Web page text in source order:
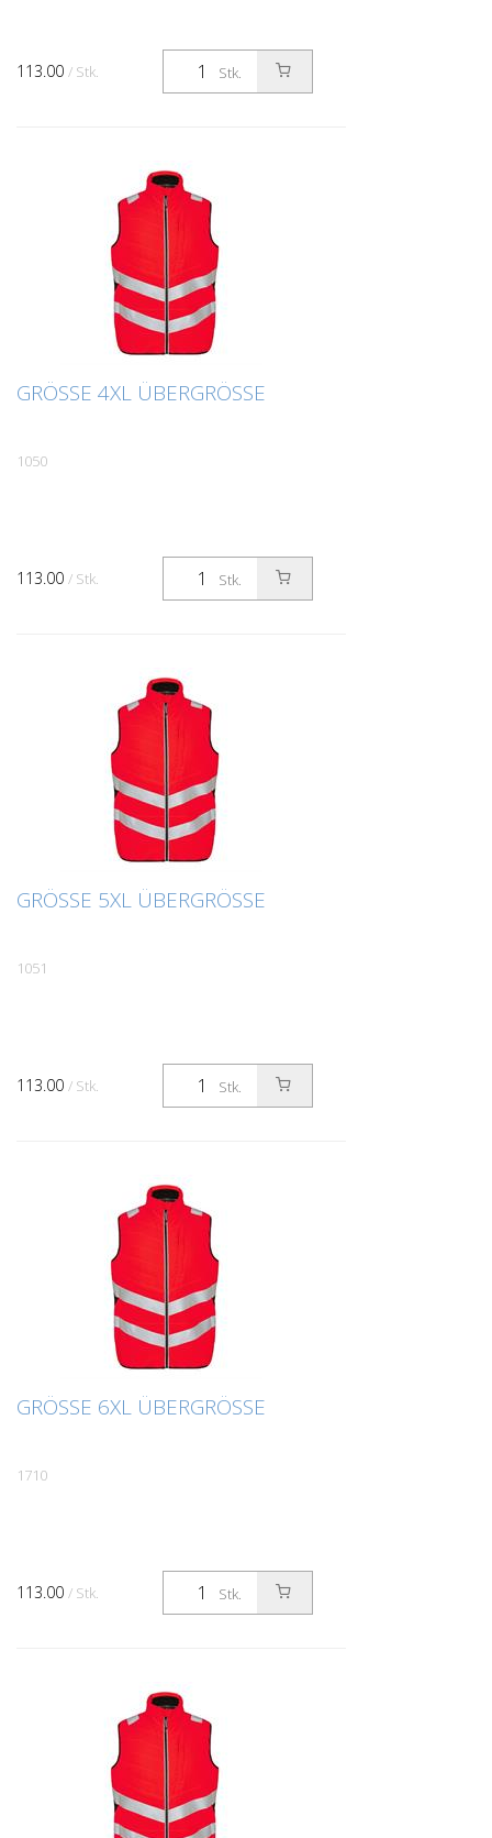
Stk.
113.00 / Stk.
GRÖSSE 4XL ÜBERGRÖSSE
1050
Stk.
113.00 / Stk.
GRÖSSE 5XL ÜBERGRÖSSE
1051
Stk.
113.00 / Stk.
GRÖSSE 6XL ÜBERGRÖSSE
1710
Stk.
113.00 / Stk.